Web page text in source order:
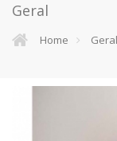
Geral
Home Geral